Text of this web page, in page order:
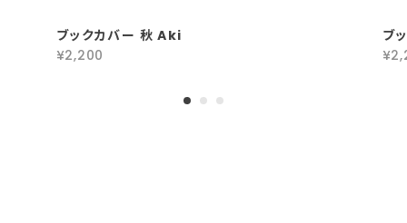
ブックカバー 秋 Aki
¥2,200
ブ